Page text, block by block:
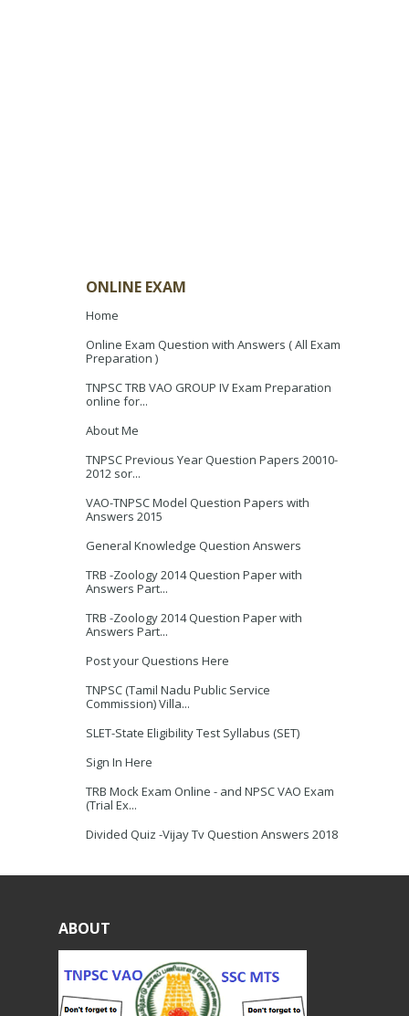
ONLINE EXAM
Home
Online Exam Question with Answers ( All Exam
Preparation )
TNPSC TRB VAO GROUP IV Exam Preparation
online for...
About Me
TNPSC Previous Year Question Papers 20010-
2012 sor...
VAO-TNPSC Model Question Papers with
Answers 2015
General Knowledge Question Answers
TRB -Zoology 2014 Question Paper with
Answers Part...
TRB -Zoology 2014 Question Paper with
Answers Part...
Post your Questions Here
TNPSC (Tamil Nadu Public Service
Commission) Villa...
SLET-State Eligibility Test Syllabus (SET)
Sign In Here
TRB Mock Exam Online - and NPSC VAO Exam
(Trial Ex...
Divided Quiz -Vijay Tv Question Answers 2018
ABOUT